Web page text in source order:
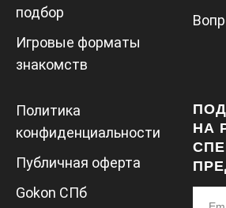
подбор
Игровые форматы
знакомств
Политика
конфиденциальности
Публичная оферта
Gokon СПб
НА